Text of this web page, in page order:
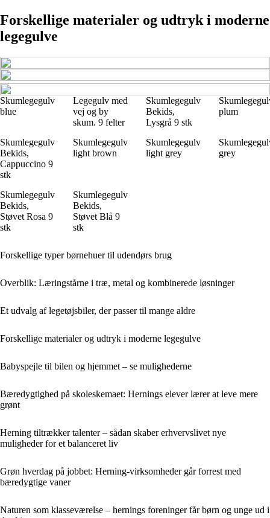
Forskellige materialer og udtryk i moderne
legegulve
Skumlegegulv
blue
Legegulv med
vej og by
skum. 9 felter
Skumlegegulv
Bekids,
Lysgrå 9 stk
plum
Skumlegegulv
Bekids,
Cappuccino 9
stk
Skumlegegulv
light brown
Skumlegegulv
light grey
grey
Skumlegegulv
Bekids,
Støvet Rosa 9
stk
Skumlegegulv
Bekids,
Støvet Blå 9
stk
Forskellige typer børnehuer til udendørs brug
Overblik: Læringstårne i træ, metal og kombinerede løsninger
Et udvalg af legetøjsbiler, der passer til mange aldre
Forskellige materialer og udtryk i moderne legegulve
Babyspejle til bilen og hjemmet – se mulighederne
Bæredygtighed på skoleskemaet: Hernings elever lærer at leve mere
grønt
Herning tiltrækker talenter – sådan skaber erhvervslivet nye
muligheder for et balanceret liv
Grøn hverdag på jobbet: Herning-virksomheder går forrest med
bæredygtige vaner
Naturen som klasseværelse – hernings foreninger får børn og unge ud i